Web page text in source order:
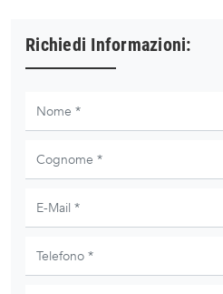
Richiedi Informazioni: